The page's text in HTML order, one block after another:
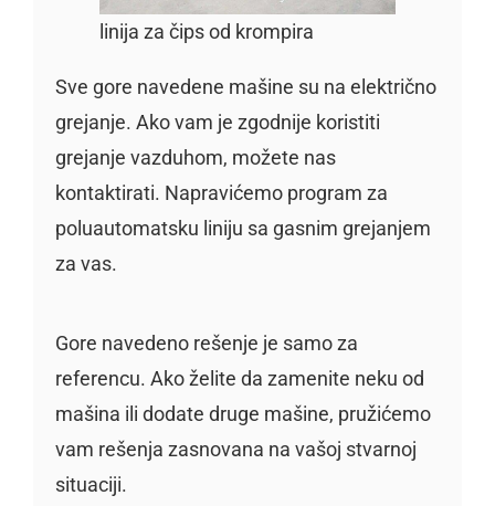
linija za čips od krompira
Sve gore navedene mašine su na električno
grejanje. Ako vam je zgodnije koristiti
grejanje vazduhom, možete nas
kontaktirati. Napravićemo program za
poluautomatsku liniju sa gasnim grejanjem
za vas.
Gore navedeno rešenje je samo za
referencu. Ako želite da zamenite neku od
mašina ili dodate druge mašine, pružićemo
vam rešenja zasnovana na vašoj stvarnoj
situaciji.